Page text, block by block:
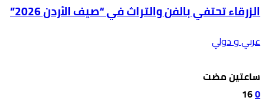
الزرقاء تحتفي بالفن والتراث في “صيف الأردن 2026”
عربي و دولي
‫‫‫‏‫ساعتين مضت‬
0
16